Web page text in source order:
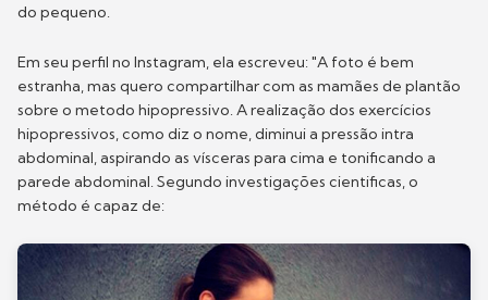
do pequeno.
Em seu perfil no Instagram, ela escreveu: "A foto é bem
estranha, mas quero compartilhar com as mamães de plantão
sobre o metodo hipopressivo. A realização dos exercícios
hipopressivos, como diz o nome, diminui a pressão intra
abdominal, aspirando as vísceras para cima e tonificando a
parede abdominal. Segundo investigações cientificas, o
método é capaz de: